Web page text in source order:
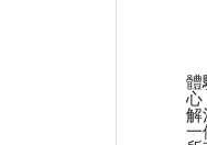
體
心
解
一